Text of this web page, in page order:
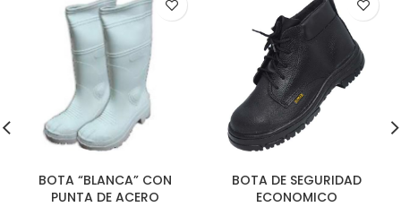
BOTA “BLANCA” CON
PUNTA DE ACERO
BOTA DE SEGURIDAD
ECONOMICO